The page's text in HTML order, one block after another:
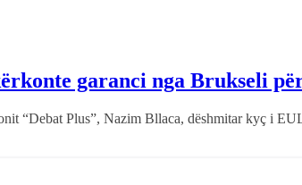
garanci nga Brukseli
“Debat Plus”, Nazim Bllaca, dëshmitar kyç i